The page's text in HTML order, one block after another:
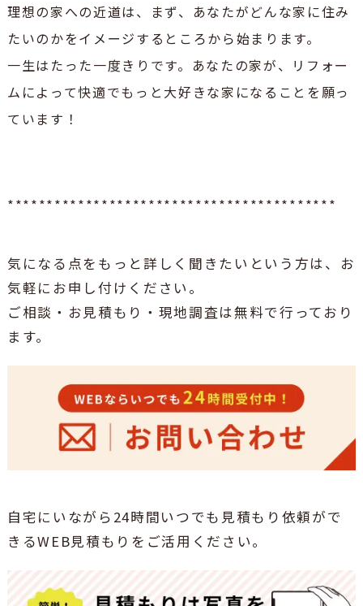
理想の家への近道は、まず、あなたがどんな家に住み
たいのかをイメージするところから始まります。
一生はたった一度きりです。あなたの家が、リフォー
ムによって快適でもっと大好きな家になることを願っ
ています！
******************************************
気になる点をもっと詳しく聞きたいという方は、お
気軽にお申し付けください。
ご相談・お見積もり・現地調査は無料で行っており
ます。
自宅にいながら24時間いつでも見積もり依頼がで
きるWEB見積もりをご活用ください。